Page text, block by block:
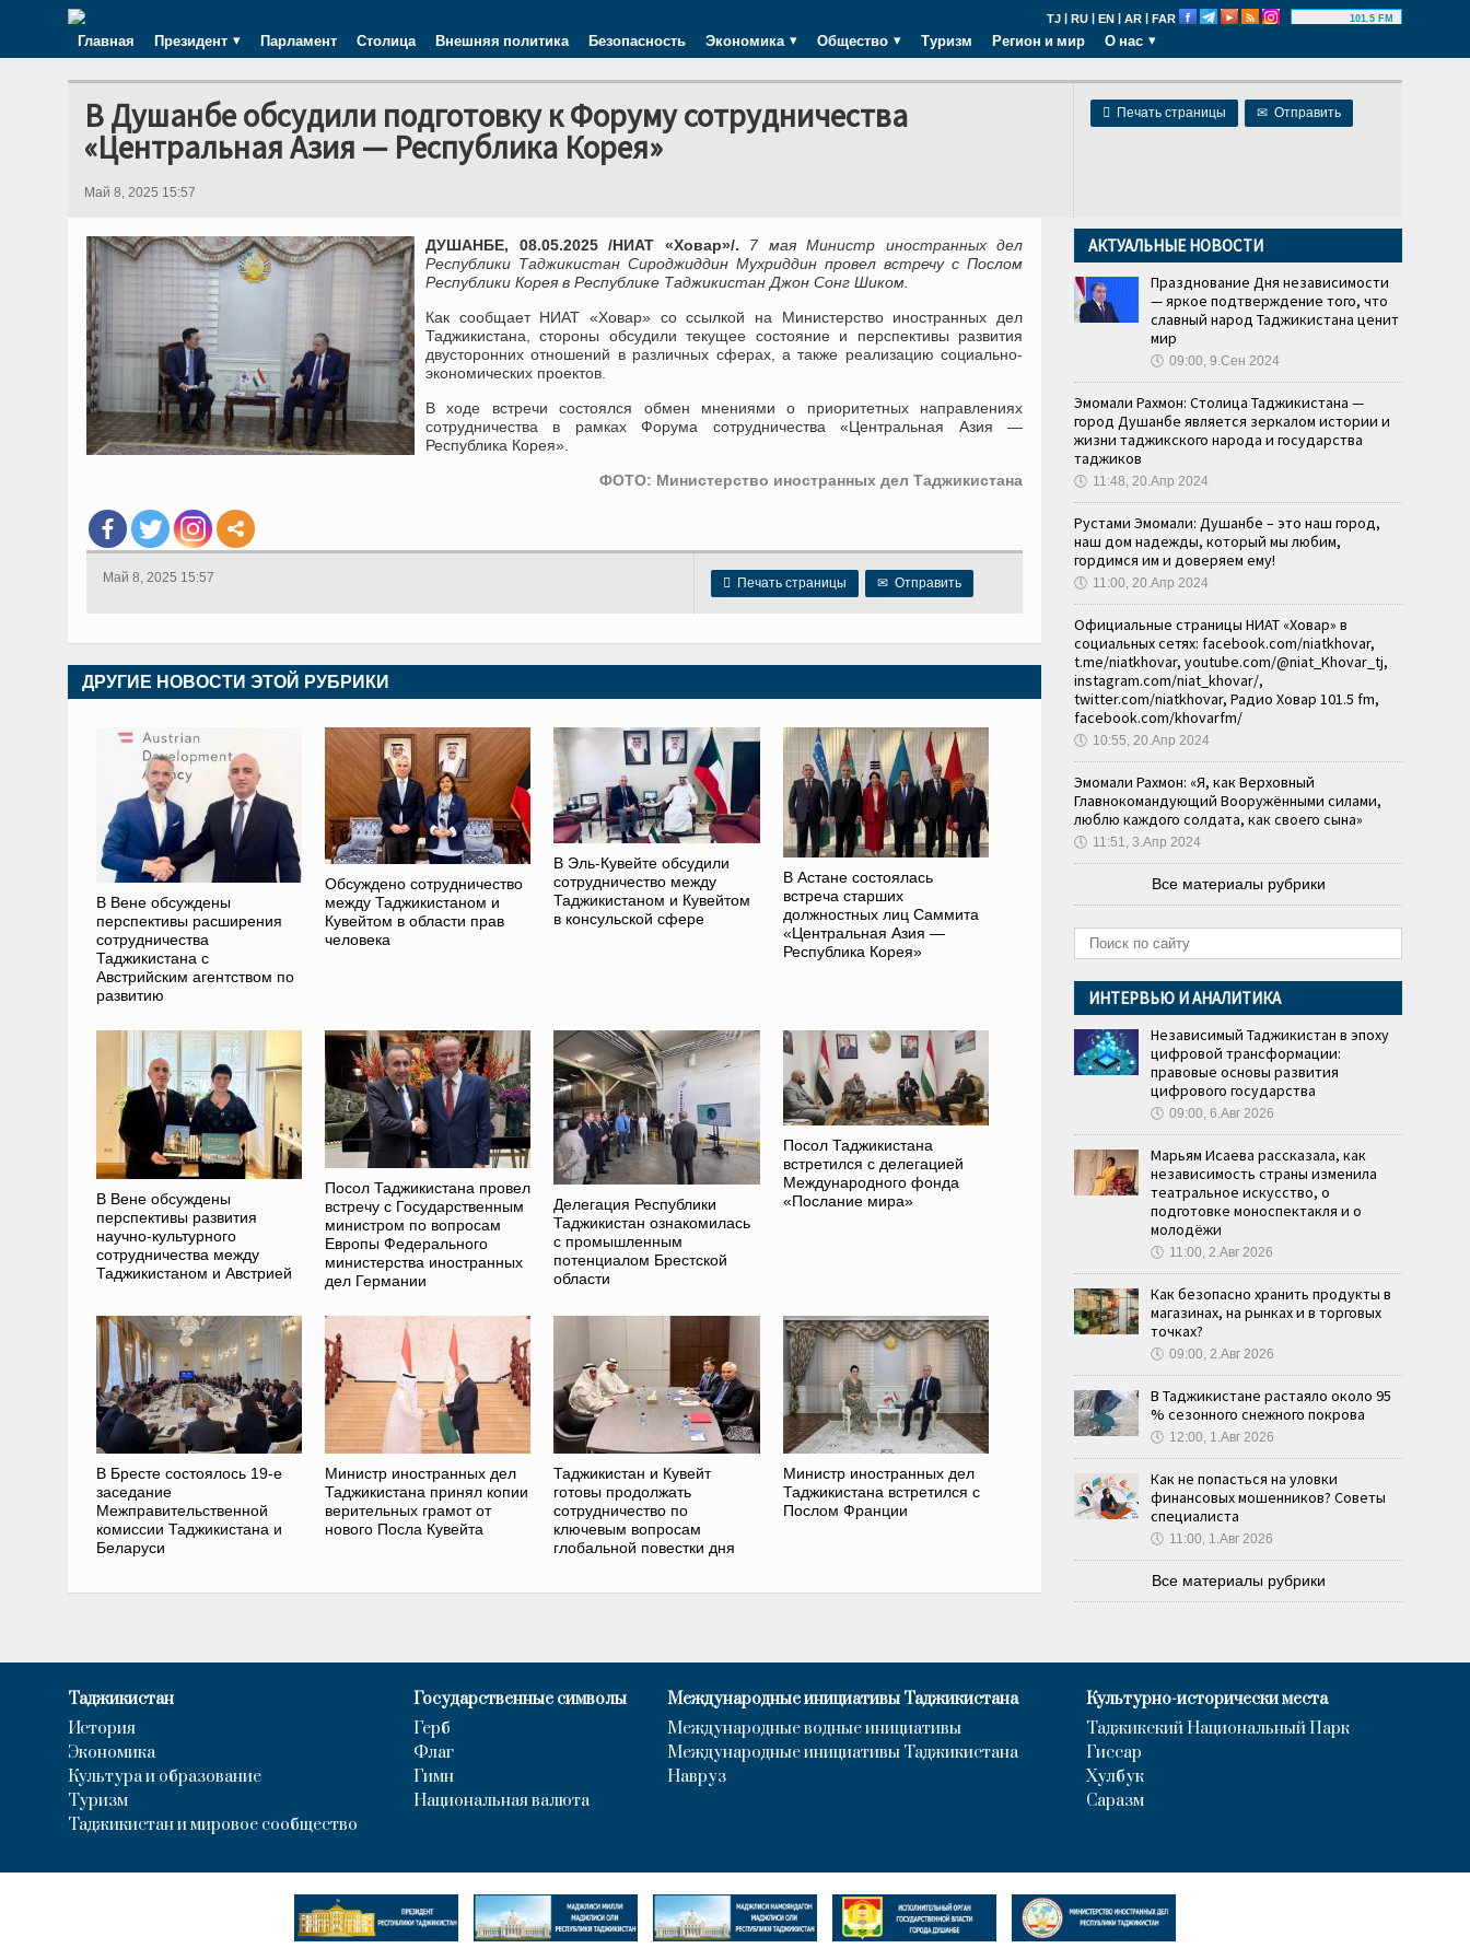
TJ | RU | EN | AR | FAR 101.5 FM
Главная Президент Парламент Столица Внешняя политика Безопасность Экономика Общество Туризм Регион и мир О нас
 Печать страницы ✉ Отправить
В Душанбе обсудили подготовку к Форуму сотрудничества
«Центральная Азия — Республика Корея»
Май 8, 2025 15:57
ДУШАНБЕ, 08.05.2025 /НИАТ «Ховар»/.
7 мая Министр иностранных дел
Республики Таджикистан Сироджиддин Мухриддин провел встречу с Послом
Республики Корея в Республике Таджикистан Джон Сонг Шиком.
Как сообщает НИАТ «Ховар» со ссылкой на Министерство иностранных дел
Таджикистана, стороны обсудили текущее состояние и перспективы развития
двусторонних отношений в различных сферах, а также реализацию социально-
экономических проектов.
В ходе встречи состоялся обмен мнениями о приоритетных направлениях
сотрудничества в рамках Форума сотрудничества «Центральная Азия —
Республика Корея».
ФОТО: Министерство иностранных дел Таджикистана
 Печать страницы ✉ Отправить
Май 8, 2025 15:57
ДРУГИЕ НОВОСТИ ЭТОЙ РУБРИКИ
В Вене обсуждены
перспективы расширения
сотрудничества
Таджикистана с
Австрийским агентством по
развитию
Обсуждено сотрудничество
между Таджикистаном и
Кувейтом в области прав
человека
В Эль-Кувейте обсудили
сотрудничество между
Таджикистаном и Кувейтом
в консульской сфере
В Астане состоялась
встреча старших
должностных лиц Саммита
«Центральная Азия —
Республика Корея»
В Вене обсуждены
перспективы развития
научно-культурного
сотрудничества между
Таджикистаном и Австрией
Посол Таджикистана провел
встречу с Государственным
министром по вопросам
Европы Федерального
министерства иностранных
дел Германии
Делегация Республики
Таджикистан ознакомилась
с промышленным
потенциалом Брестской
области
Посол Таджикистана
встретился с делегацией
Международного фонда
«Послание мира»
В Бресте состоялось 19-е
заседание
Межправительственной
комиссии Таджикистана и
Беларуси
Министр иностранных дел
Таджикистана принял копии
верительных грамот от
нового Посла Кувейта
Таджикистан и Кувейт
готовы продолжать
сотрудничество по
ключевым вопросам
глобальной повестки дня
Министр иностранных дел
Таджикистана встретился с
Послом Франции
АКТУАЛЬНЫЕ НОВОСТИ
Празднование Дня независимости
— яркое подтверждение того, что
славный народ Таджикистана ценит
мир
🕔 09:00, 9.Сен 2024
Эмомали Рахмон: Столица Таджикистана —
город Душанбе является зеркалом истории и
жизни таджикского народа и государства
таджиков
🕔 11:48, 20.Апр 2024
Рустами Эмомали: Душанбе – это наш город,
наш дом надежды, который мы любим,
гордимся им и доверяем ему!
🕔 11:00, 20.Апр 2024
Официальные страницы НИАТ «Ховар» в
социальных сетях: facebook.com/niatkhovar,
t.me/niatkhovar, youtube.com/@niat_Khovar_tj,
instagram.com/niat_khovar/,
twitter.com/niatkhovar, Радио Ховар 101.5 fm,
facebook.com/khovarfm/
🕔 10:55, 20.Апр 2024
Эмомали Рахмон: «Я, как Верховный
Главнокомандующий Вооружёнными силами,
люблю каждого солдата, как своего сына»
🕔 11:51, 3.Апр 2024
Все материалы рубрики
ИНТЕРВЬЮ И АНАЛИТИКА
Независимый Таджикистан в эпоху
цифровой трансформации:
правовые основы развития
цифрового государства
🕔 09:00, 6.Авг 2026
Марьям Исаева рассказала, как
независимость страны изменила
театральное искусство, о
подготовке моноспектакля и о
молодёжи
🕔 11:00, 2.Авг 2026
Как безопасно хранить продукты в
магазинах, на рынках и в торговых
точках?
🕔 09:00, 2.Авг 2026
В Таджикистане растаяло около 95
% сезонного снежного покрова
🕔 12:00, 1.Авг 2026
Как не попасться на уловки
финансовых мошенников? Советы
специалиста
🕔 11:00, 1.Авг 2026
Все материалы рубрики
Таджикистан
История
Экономика
Культура и образование
Туризм
Таджикистан и мировое сообщество
Государственные символы
Герб
Флаг
Гимн
Национальная валюта
Международные инициативы Таджикистана
Международные водные инициативы
Международные инициативы Таджикистана
Навруз
Культурно-исторически места
Таджикский Национальный Парк
Гиссар
Хулбук
Саразм